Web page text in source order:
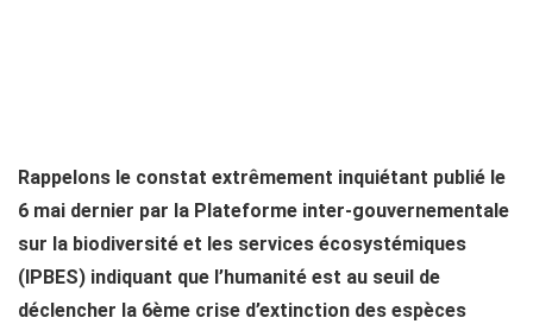
Rappelons le constat extrêmement inquiétant publié le
6 mai dernier par la Plateforme inter-gouvernementale
sur la biodiversité et les services écosystémiques
(IPBES) indiquant que l’humanité est au seuil de
déclencher la 6ème crise d’extinction des espèces